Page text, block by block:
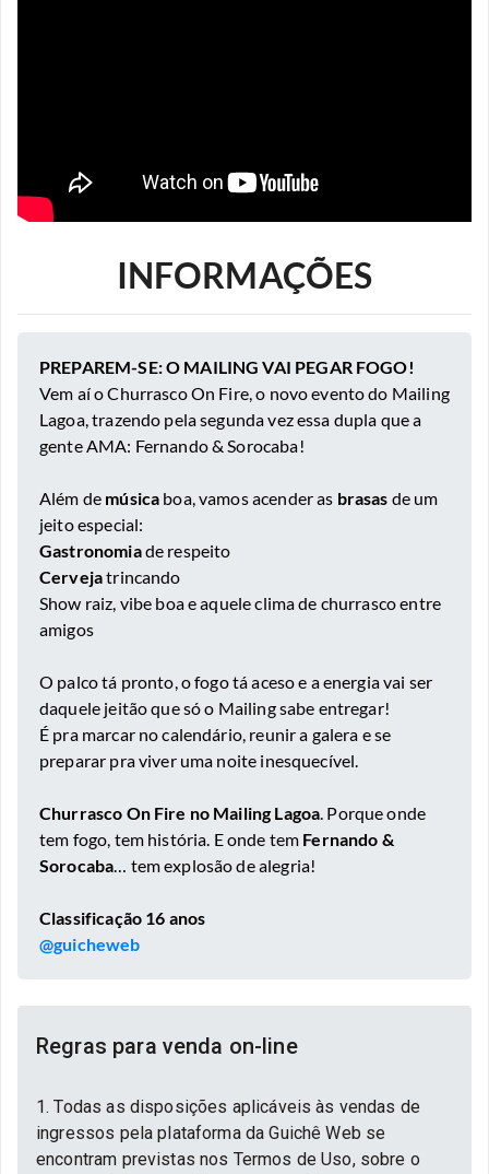
INFORMAÇÕES
PREPAREM-SE: O MAILING VAI PEGAR FOGO!
Vem aí o Churrasco On Fire, o novo evento do Mailing
Lagoa, trazendo pela segunda vez essa dupla que a
gente AMA: Fernando & Sorocaba!
Além de música boa, vamos acender as brasas de um
jeito especial:
Gastronomiade respeito
Cervejatrincando
Show raiz, vibe boa e aquele clima de churrasco entre
amigos
O palco tá pronto, o fogo tá aceso e a energia vai ser
daquele jeitão que só o Mailing sabe entregar!
É pra marcar no calendário, reunir a galera e se
preparar pra viver uma noite inesquecível.
Churrasco On Fire no Mailing Lagoa. Porque onde
tem fogo, tem história. E onde tem Fernando &
Sorocaba… tem explosão de alegria!
Classificação 16 anos
@guicheweb
Regras para venda on-line
1. Todas as disposições aplicáveis às vendas de
ingressos pela plataforma da Guichê Web se
encontram previstas nos Termos de Uso, sobre o